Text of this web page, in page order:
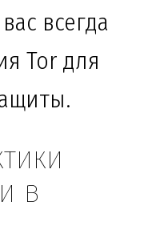
всегда
Tor для
в